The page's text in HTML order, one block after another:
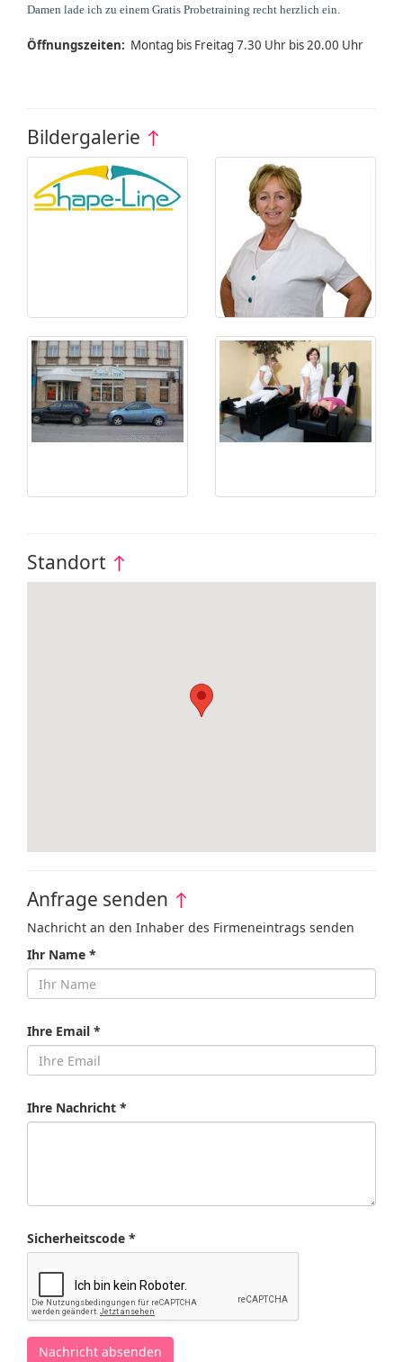
Damen lade ich zu einem Gratis Probetraining recht herzlich ein.
Öffnungszeiten: Montag bis Freitag 7.30 Uhr bis 20.00 Uhr
Bildergalerie ↑
Standort ↑
Anfrage senden ↑
Nachricht an den Inhaber des Firmeneintrags senden
Ihr Name *
Ihre Email *
Ihre Nachricht *
Sicherheitscode *
Nachricht absenden